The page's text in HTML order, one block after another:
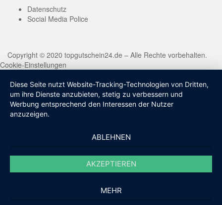
Datenschutz
Social Media Police
Copyright © 2020 topgutschein24.de – Alle Rechte vorbehalten.
Cookie-Einstellungen
Diese Seite nutzt Website-Tracking-Technologien von Dritten,
um ihre Dienste anzubieten, stetig zu verbessern und
Werbung entsprechend den Interessen der Nutzer
anzuzeigen.
ABLEHNEN
AKZEPTIEREN
MEHR